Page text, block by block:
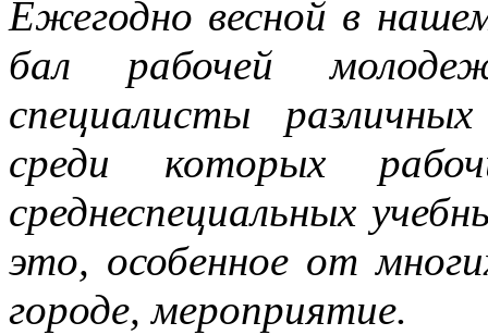
Ежегодно весной в
бал рабочей
специалисты
среди которых
среднеспециальных
это, особенное от
городе, мероприятие.